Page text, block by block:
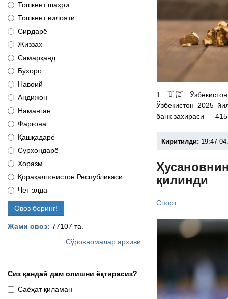
Тошкент шаҳри
Тошкент вилояти
Сирдарё
Жиззах
Самарқанд
Бухоро
Навоий
Андижон
Наманган
Фарғона
Қашқадарё
Сурхондарё
Хоразм
Қорақалпоғистон Республикаси
Чет элда
Овоз беринг!
Жами овоз: 77107 та.
Сўровномалар архиви
Сиз қандай дам олишни ёқтирасиз?
Саёҳат қиламан
1. 🇺🇿 Ўзбекистон
Ўзбекистон 2025
банк захираси —
Киритилди: 19:47
қилинди
Спорт